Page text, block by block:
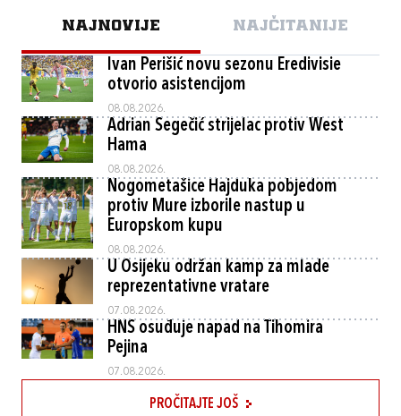
NAJNOVIJE NAJČITANIJE
Ivan Perišić novu sezonu Eredivisie
otvorio asistencijom
08.08.2026.
Adrian Segečić strijelac protiv West
Hama
08.08.2026.
Nogometašice Hajduka pobjedom
protiv Mure izborile nastup u
Europskom kupu
08.08.2026.
U Osijeku održan kamp za mlade
reprezentativne vratare
07.08.2026.
HNS osuđuje napad na Tihomira
Pejina
07.08.2026.
PROČITAJTE JOŠ